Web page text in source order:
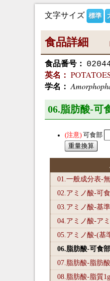
文字サイズ 標準
食品詳細
食品番号：
英名：
学名：
06.脂肪酸-可
可食部
01.一般成分表-
02.アミノ酸-可
03.アミノ酸-基
04.アミノ酸-ア
05.アミノ酸-(基
06.脂肪酸-可食
07.脂肪酸-脂肪
08.脂肪酸-脂質1g